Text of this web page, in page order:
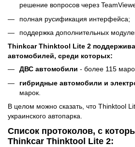
решение вопросов через
полная русификация интерфейса;
поддержка дополнительных
Thinkcar Thinktool Lite 2
автомобилей, среди которых:
ДВС автомобили - более 115
гибридные автомобили и
марок.
В целом можно сказать, что Thinktool
украинского автопарка.
Список протоколов, с
Thinkcar Thinktool Lite 2: